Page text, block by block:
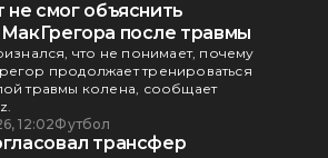
не смог объяснить
МакГрегора после травмы
что не понимает, почему
продолжает тренироваться
травмы колена, сообщает
12:02Футбол
трансфер